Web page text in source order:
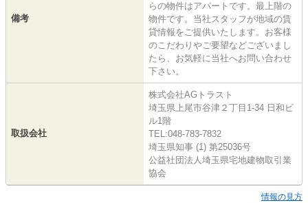
備考
らの物件はアパートです。最上階の
物件です。当社スタッフが地域の賃
貸情報をご提供いたします。お客様
のこだわりやご要望などございまし
たら、お気軽に当社へお問い合わせ
下さい。
取扱会社
株式会社AGトラスト
埼玉県上尾市谷津２丁目1-34 日和ビ
ル1階
TEL:048-783-7832
埼玉県知事 (1) 第25036号
公益社団法人埼玉県宅地建物取引業
協会
情報の見方